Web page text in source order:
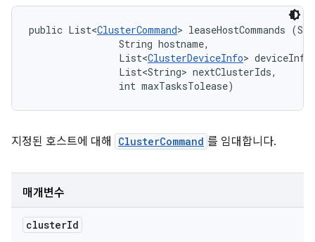
public List<ClusterCommand> leaseHostCommands
                String hostname,
                List<
ClusterDeviceInfo>
                List<String> nextClusterIds,
                int maxTasksTolease)
지정된 호스트에 대해 ClusterCommand 를 임대합니다.
매개변수
clusterId